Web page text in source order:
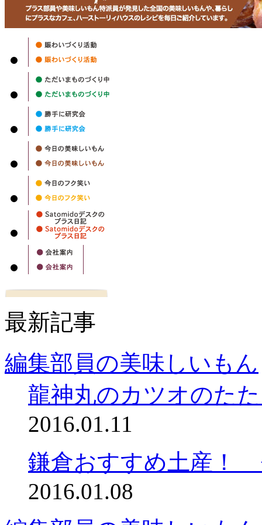
最新記事
編集部員の美味しいもん
龍神丸のカツオのた
2016.01.11
鎌倉おすすめ土産！
2016.01.08